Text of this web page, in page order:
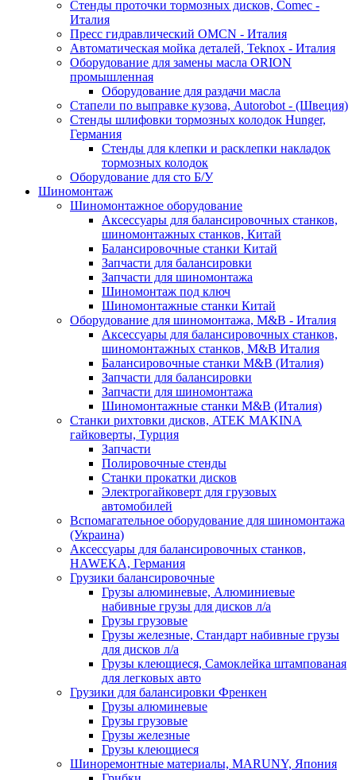
Стенды проточки тормозных дисков, Comec -
Италия
Пресс гидравлический OMCN - Италия
Автоматическая мойка деталей, Teknox - Италия
Оборудование для замены масла ORION
промышленная
Оборудование для раздачи масла
Стапели по выправке кузова, Autorobot - (Швеция)
Стенды шлифовки тормозных колодок Hunger,
Германия
Стенды для клепки и расклепки накладок
тормозных колодок
Оборудование для сто Б/У
Шиномонтаж
Шиномонтажное оборудование
Аксессуары для балансировочных станков,
шиномонтажных станков, Китай
Балансировочные станки Китай
Запчасти для балансировки
Запчасти для шиномонтажа
Шиномонтаж под ключ
Шиномонтажные станки Китай
Оборудование для шиномонтажа, M&B - Италия
Аксессуары для балансировочных станков,
шиномонтажных станков, M&B Италия
Балансировочные станки M&B (Италия)
Запчасти для балансировки
Запчасти для шиномонтажа
Шиномонтажные станки M&B (Италия)
Станки рихтовки дисков, ATEK MAKINA
гайковерты, Турция
Запчасти
Полировочные стенды
Станки прокатки дисков
Электрогайковерт для грузовых
автомобилей
Вспомагательное оборудование для шиномонтажа
(Украина)
Аксессуары для балансировочных станков,
HAWEKA, Германия
Грузики балансировочные
Грузы алюминевые, Алюминиевые
набивные грузы для дисков л/а
Грузы грузовые
Грузы железные, Cтандарт набивные грузы
для дисков л/а
Грузы клеющиеся, Самоклейка штампованая
для легковых авто
Грузики для балансировки Френкен
Грузы алюминевые
Грузы грузовые
Грузы железные
Грузы клеющиеся
Шиноремонтные материалы, MARUNY, Япония